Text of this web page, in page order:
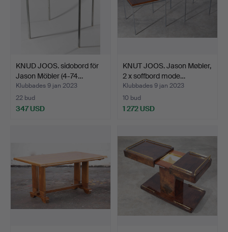
KNUD JOOS. sidobord för
Jason Möbler (4-74…
Klubbades 9 jan 2023
22 bud
347 USD
KNUT JOOS. Jason Møbler,
2 x soffbord mode…
Klubbades 9 jan 2023
10 bud
1 272 USD